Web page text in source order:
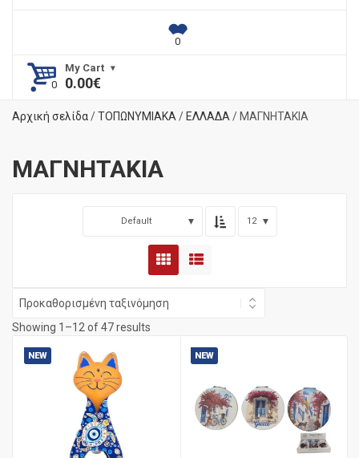
My Cart
0.00€
Αρχική σελίδα/ΤΟΠΩΝΥΜΙΑΚΑ/ ΕΛΛΑΔΑ/ ΜΑΓΝΗΤΑΚΙΑ
ΜΑΓΝΗΤΑΚΙΑ
Default 12
Showing 1–12 of 47 results
NEW NEW